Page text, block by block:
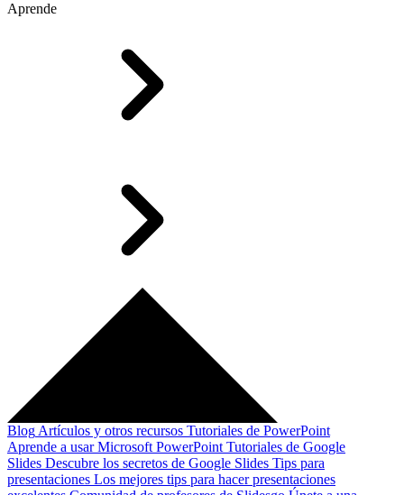
Aprende
Blog Artículos y otros recursos Tutoriales de PowerPoint
Aprende a usar Microsoft PowerPoint Tutoriales de Google
Slides Descubre los secretos de Google Slides Tips para
presentaciones Los mejores tips para hacer presentaciones